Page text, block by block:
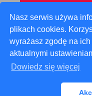
Nasz serwis używa
plikach cookies.
wyrażasz zgodę na
aktualnymi
Dowiedz się więcej